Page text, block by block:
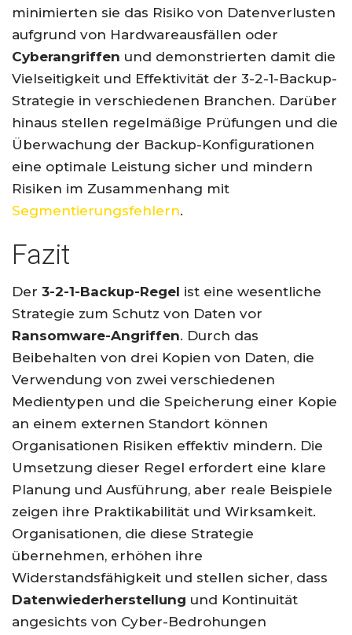
minimierten sie das Risiko von Datenverlusten
aufgrund von Hardwareausfällen oder
Cyberangriffen und demonstrierten damit die
Vielseitigkeit und Effektivität der 3-2-1-Backup-
Strategie in verschiedenen Branchen. Darüber
hinaus stellen regelmäßige Prüfungen und die
Überwachung der Backup-Konfigurationen
eine optimale Leistung sicher und mindern
Risiken im Zusammenhang mit
Segmentierungsfehlern.
Fazit
Der 3-2-1-Backup-Regel ist eine wesentliche
Strategie zum Schutz von Daten vor
Ransomware-Angriffen. Durch das
Beibehalten von drei Kopien von Daten, die
Verwendung von zwei verschiedenen
Medientypen und die Speicherung einer Kopie
an einem externen Standort können
Organisationen Risiken effektiv mindern. Die
Umsetzung dieser Regel erfordert eine klare
Planung und Ausführung, aber reale Beispiele
zeigen ihre Praktikabilität und Wirksamkeit.
Organisationen, die diese Strategie
übernehmen, erhöhen ihre
Widerstandsfähigkeit und stellen sicher, dass
Datenwiederherstellung und Kontinuität
angesichts von Cyber-Bedrohungen